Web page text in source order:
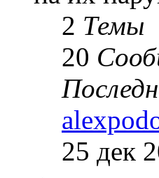
2 Темы
20
25 дек